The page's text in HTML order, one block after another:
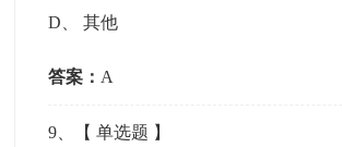
D 、其他
答案： A
9 、【单选题 】